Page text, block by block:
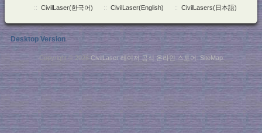
:: CivilLaser(한국어) :: CivilLaser(English) :: CivilLasers(日本語)
Desktop Version
Copyright © 2026 CivilLaser 레이저 공식 온라인 스토어 .SiteMap